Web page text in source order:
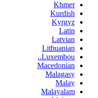
Khmer
Kurdish
Kyrgyz
Latin
Latvian
Lithuanian
Luxembou..
Macedonian
Malagasy
Malay
Malayalam